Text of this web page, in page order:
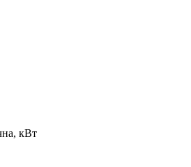
кВт